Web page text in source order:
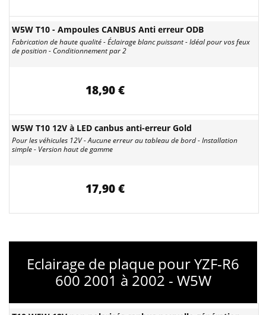
W5W T10 - Ampoules CANBUS Anti erreur ODB
Fabrication de haute qualité - Éclairage blanc puissant - Idéal pour vos feux
de position - Conditionnement par 2
18,90 €
W5W T10 12V à LED canbus anti-erreur Gold
Pour les véhicules 12V - Aucune erreur au tableau de bord - Installation
simple - Version haut de gamme
17,90 €
Eclairage de plaque pour YZF-R6
600 2001 à 2002 - W5W